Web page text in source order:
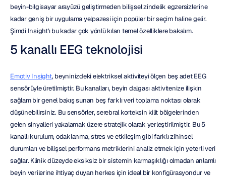
beyin-bilgisayar arayüzü geliştirmeden bilişsel zindelik egzersizlerine
kadar geniş bir uygulama yelpazesi için popüler bir seçim haline gelir.
Şimdi Insight'ı bu kadar çok yönlü kılan temel özelliklere bakalım.
5 kanallı EEG teknolojisi
Emotiv Insight, beyninizdeki elektriksel aktiviteyi ölçen beş adet EEG
sensörüyle üretilmiştir. Bu kanalları, beyin dalgası aktivitenize ilişkin
sağlam bir genel bakış sunan beş farklı veri toplama noktası olarak
düşünebilirsiniz. Bu sensörler, serebral korteksin kilit bölgelerinden
gelen sinyalleri yakalamak üzere stratejik olarak yerleştirilmiştir. Bu 5
kanallı kurulum, odaklanma, stres ve etkileşim gibi farklı zihinsel
durumları ve bilişsel performans metriklerini analiz etmek için yeterli veri
sağlar. Klinik düzeyde eksiksiz bir sistemin karmaşıklığı olmadan anlamlı
beyin verilerine ihtiyaç duyan herkes için ideal bir konfigürasyondur ve